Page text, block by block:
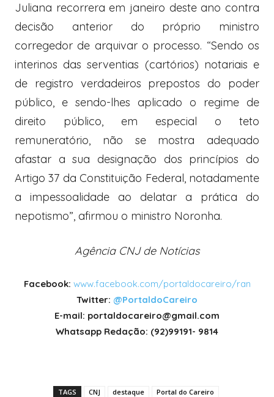
Juliana recorrera em janeiro deste ano contra
decisão anterior do próprio ministro
corregedor de arquivar o processo. “Sendo os
interinos das serventias (cartórios) notariais e
de registro verdadeiros prepostos do poder
público, e sendo-lhes aplicado o regime de
direito público, em especial o teto
remuneratório, não se mostra adequado
afastar a sua designação dos princípios do
Artigo 37 da Constituição Federal, notadamente
a impessoalidade ao delatar a prática do
nepotismo”, afirmou o ministro Noronha.
Agência CNJ de Notícias
Facebook: www.facebook.com/portaldocareiro/ran
Twitter: @PortaldoCareiro
E-mail: portaldocareiro@gmail.com
Whatsapp Redação: (92)99191- 9814
TAGS CNJ destaque Portal do Careiro